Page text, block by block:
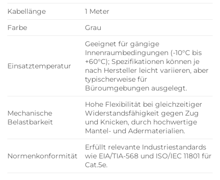
Kabellänge
1 Meter
Farbe
Grau
Einsatztemperatur
Geeignet für gängige
Innenraumbedingungen (-10°C bis
+60°C); Spezifikationen können je
nach Hersteller leicht variieren, aber
typischerweise für
Büroumgebungen ausgelegt.
Mechanische
Belastbarkeit
Hohe Flexibilität bei gleichzeitiger
Widerstandsfähigkeit gegen Zug
und Knicken, durch hochwertige
Mantel- und Adermaterialien.
Normenkonformität
Erfüllt relevante Industriestandards
wie EIA/TIA-568 und ISO/IEC 11801 für
Cat.5e.